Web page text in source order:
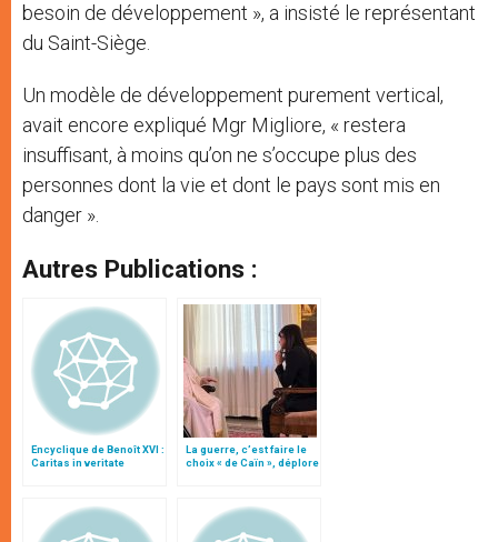
besoin de développement », a insisté le représentant
du Saint-Siège.
Un modèle de développement purement vertical,
avait encore expliqué Mgr Migliore, « restera
insuffisant, à moins qu’on ne s’occupe plus des
personnes dont la vie et dont le pays sont mis en
danger ».
Autres Publications :
Encyclique de Benoît XVI :
Caritas in veritate
La guerre, c’est faire le
choix « de Caïn », déplore